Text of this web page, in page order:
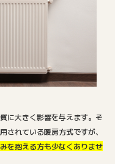
に大きく影響を与えます。そ
されている暖房方式ですが、
を抱える方も少なくありませ